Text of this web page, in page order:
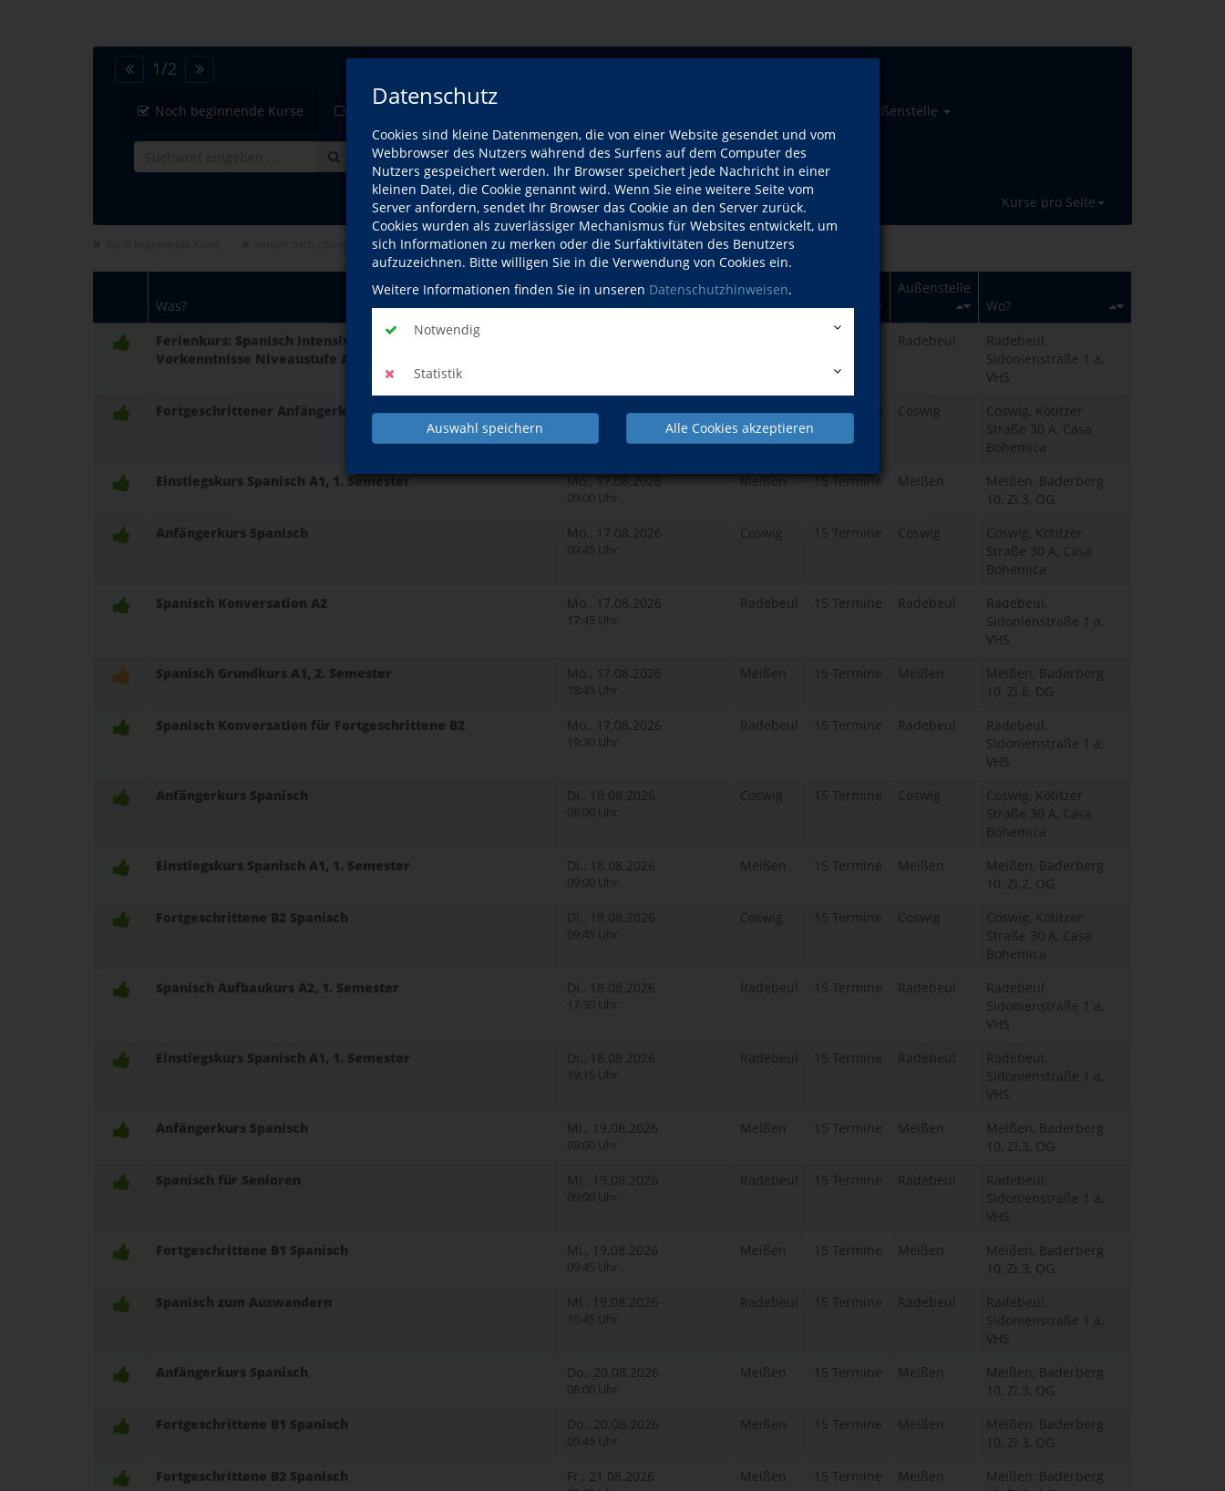
Datenschutz
Cookies sind kleine Datenmengen, die von einer Website gesendet und vom
Webbrowser des Nutzers während des Surfens auf dem Computer des
Nutzers gespeichert werden. Ihr Browser speichert jede Nachricht in einer
kleinen Datei, die Cookie genannt wird. Wenn Sie eine weitere Seite vom
Server anfordern, sendet Ihr Browser das Cookie an den Server zurück.
Cookies wurden als zuverlässiger Mechanismus für Websites entwickelt, um
sich Informationen zu merken oder die Surfaktivitäten des Benutzers
aufzuzeichnen. Bitte willigen Sie in die Verwendung von Cookies ein.
Weitere Informationen finden Sie in unseren Datenschutzhinweisen.
Notwendig
Statistik
Auswahl speichern Alle Cookies akzeptieren
1/2
Noch beginnende Kurse Außenstelle
Kurse pro Seite
sortiert nach „Startdatum, aufsteigend“
Was? Wann? Wo? Termine
Außenstelle
Wo?
Ferienkurs: Spanisch Intensivkurs zur Festigung der
Vorkenntnisse Niveaustufe A1
Radebeul
Radebeul,
Sidonienstraße 1 a,
VHS
Fortgeschrittener Anfängerkurs A2 Spanisch
Mo., 17.08.2026 Coswig 15 Termine Coswig
Coswig, Kötitzer
Straße 30 A, Casa
Bohemica
Einstiegskurs Spanisch A1, 1. Semester
Mo., 17.08.2026
09:00 Uhr
Meißen 15 Termine Meißen
Meißen, Baderberg
10, Zi.3, OG
Anfängerkurs Spanisch
Mo., 17.08.2026
09:45 Uhr
Coswig 15 Termine Coswig
Coswig, Kötitzer
Straße 30 A, Casa
Bohemica
Spanisch Konversation A2
Mo., 17.08.2026
17:45 Uhr
Radebeul 15 Termine Radebeul
Radebeul,
Sidonienstraße 1 a,
VHS
Spanisch Grundkurs A1, 2. Semester
Mo., 17.08.2026
18:45 Uhr
Meißen 15 Termine Meißen
Meißen, Baderberg
10, Zi.6, DG
Spanisch Konversation für Fortgeschrittene B2
Mo., 17.08.2026
19:30 Uhr
Radebeul 15 Termine Radebeul
Radebeul,
Sidonienstraße 1 a,
VHS
Anfängerkurs Spanisch
Di., 18.08.2026
08:00 Uhr
Coswig 15 Termine Coswig
Coswig, Kötitzer
Straße 30 A, Casa
Bohemica
Einstiegskurs Spanisch A1, 1. Semester
Di., 18.08.2026
09:00 Uhr
Meißen 15 Termine Meißen
Meißen, Baderberg
10, Zi.2, OG
Fortgeschrittene B2 Spanisch
Di., 18.08.2026
09:45 Uhr
Coswig 15 Termine Coswig
Coswig, Kötitzer
Straße 30 A, Casa
Bohemica
Spanisch Aufbaukurs A2, 1. Semester
Di., 18.08.2026
17:30 Uhr
Radebeul 15 Termine Radebeul
Radebeul,
Sidonienstraße 1 a,
VHS
Einstiegskurs Spanisch A1, 1. Semester
Di., 18.08.2026
19:15 Uhr
Radebeul 15 Termine Radebeul
Radebeul,
Sidonienstraße 1 a,
VHS
Anfängerkurs Spanisch
Mi., 19.08.2026
08:00 Uhr
Meißen 15 Termine Meißen
Meißen, Baderberg
10, Zi.3, OG
Spanisch für Senioren
Mi., 19.08.2026
09:00 Uhr
Radebeul 15 Termine Radebeul
Radebeul,
Sidonienstraße 1 a,
VHS
Fortgeschrittene B1 Spanisch
Mi., 19.08.2026
09:45 Uhr
Meißen 15 Termine Meißen
Meißen, Baderberg
10, Zi.3, OG
Spanisch zum Auswandern
Mi., 19.08.2026
10:45 Uhr
Radebeul 15 Termine Radebeul
Radebeul,
Sidonienstraße 1 a,
VHS
Anfängerkurs Spanisch
Do., 20.08.2026
08:00 Uhr
Meißen 15 Termine Meißen
Meißen, Baderberg
10, Zi.3, OG
Fortgeschrittene B1 Spanisch
Do., 20.08.2026
09:45 Uhr
Meißen 15 Termine Meißen
Meißen, Baderberg
10, Zi.3, OG
Fortgeschrittene B2 Spanisch
Fr., 21.08.2026 Meißen 15 Termine Meißen
Meißen, Baderberg